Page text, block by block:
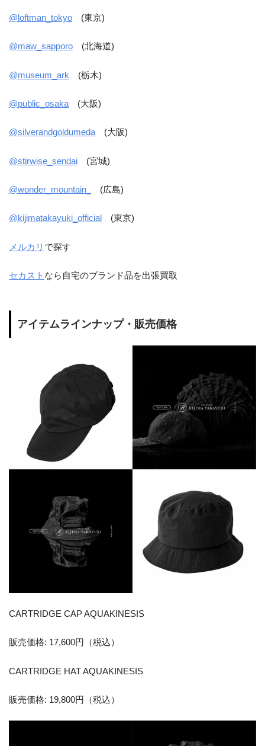
@loftman_tokyo (東京)
@maw_sapporo (北海道)
@museum_ark (栃木)
@public_osaka (大阪)
@silverandgoldumeda(大阪)
@stirwise_sendai (宮城)
@wonder_mountain_ (広島)
@kijimatakayuki_official (東京)
メルカリ で探す
セカスト なら自宅のブランド品を出張買取
アイテムラインナップ・販売価格
CARTRIDGE CAP AQUAKINESIS
販売価格: 17,600円（税込）
CARTRIDGE HAT AQUAKINESIS
販売価格: 19,800円（税込）